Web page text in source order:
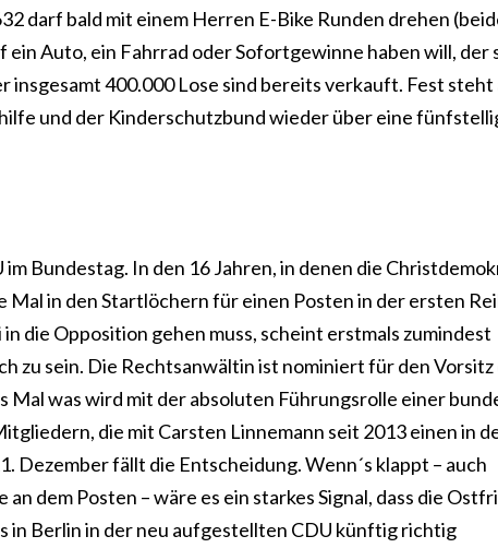
darf bald mit einem Herren E-Bike Runden drehen
ein Auto, ein Fahrrad oder Sofortgewinne haben will, der
400.000 Lose sind bereits verkauft. Fest steht
und der Kinderschutzbund wieder über eine
Bundestag. In den 16 Jahren, in denen die
Mal in den Startlöchern für einen Posten in der ersten
die Opposition gehen muss, scheint erstmals zumindest
zu sein. Die Rechtsanwältin ist nominiert für den
was wird mit der absoluten Führungsrolle einer
die mit Carsten Linnemann seit 2013 einen in
Dezember fällt die Entscheidung. Wenn´s klappt – auch
dem Posten – wäre es ein starkes Signal, dass die
in Berlin in der neu aufgestellten CDU künftig richtig